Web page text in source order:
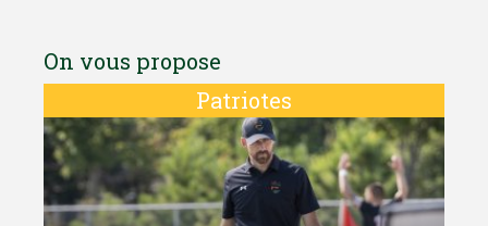
On vous propose
Patriotes